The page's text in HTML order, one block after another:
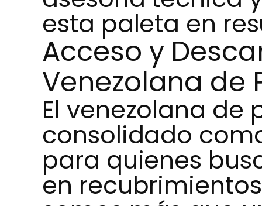
esta paleta en
Acceso y
Venezolana de
El venezolana de
consolidado
para quienes
en